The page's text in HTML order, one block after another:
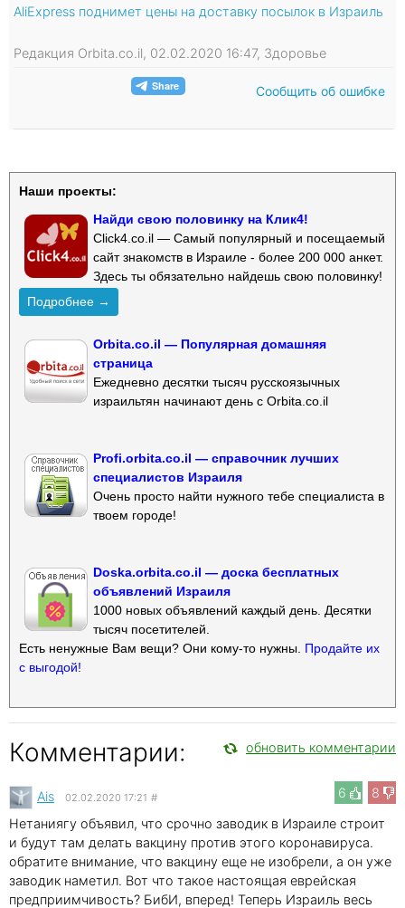
AliExpress поднимет цены на доставку посылок в Израиль
Редакция Orbita.co.il, 02.02.2020 16:47, Здоровье
Сообщить об ошибке
Наши проекты:
Найди свою половинку на Клик4!
Click4.co.il — Самый популярный и посещаемый
сайт знакомств в Израиле - более 200 000 анкет.
Здесь ты обязательно найдешь свою половинку!
Подробнее →
Orbita.co.il — Популярная домашняя
страница
Ежедневно десятки тысяч русскоязычных
израильтян начинают день с Orbita.co.il
Profi.orbita.co.il — справочник лучших
специалистов Израиля
Очень просто найти нужного тебе специалиста в
твоем городе!
Doska.orbita.co.il — доска бесплатных
объявлений Израиля
1000 новых объявлений каждый день. Десятки
тысяч посетителей.
Есть ненужные Вам вещи? Они кому-то нужны. Продайте их
с выгодой!
Комментарии: обновить комментарии
6 8
Ais 02.02.2020 17:21 #
Нетаниягу объявил, что срочно заводик в Израиле строит
и будут там делать вакцину против этого коронавируса.
обратите внимание, что вакцину еще не изобрели, а он уже
заводик наметил. Вот что такое настоящая еврейская
предприимчивость? БибИ, вперед! Теперь Израиль весь